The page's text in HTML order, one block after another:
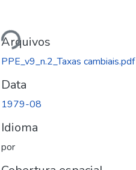
Carregando...
Arquivos
PPE_v9_n.2_Taxas cambiais.pdf
Data
1979-08
Idioma
por